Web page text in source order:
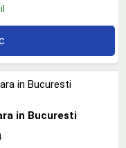
in Bucuresti